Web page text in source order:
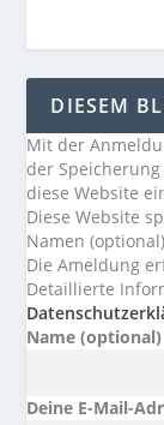
DIESEM
Mit der
der
diese Website
Diese Website
Namen
Die Ameldung
Detaillierte
Name (optional)
Deine E-Mail-